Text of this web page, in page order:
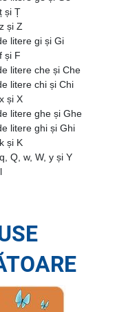
și Ț
și Z
litere gi și Gi
și F
litere che și Che
litere chi și Chi
și X
litere ghe și Ghe
litere ghi și Ghi
și K
Q, w, W, y și Y